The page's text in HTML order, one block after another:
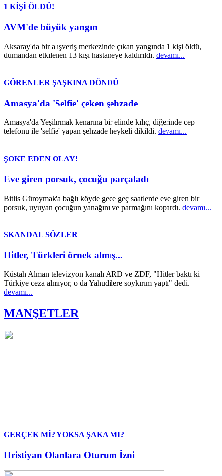
1 KİŞİ ÖLDÜ!
AVM'de büyük yangın
Aksaray'da bir alışveriş merkezinde çıkan yangında 1 kişi öldü,
dumandan etkilenen 13 kişi hastaneye kaldırıldı. devamı...
GÖRENLER ŞAŞKINA DÖNDÜ
Amasya'da 'Selfie' çeken şehzade
Amasya'da Yeşilırmak kenarına bir elinde kılıç, diğerinde cep
telefonu ile 'selfie' yapan şehzade heykeli dikildi. devamı...
ŞOKE EDEN OLAY!
Eve giren porsuk, çocuğu parçaladı
Bitlis Güroymak'a bağlı köyde gece geç saatlerde eve giren bir
porsuk, uyuyan çocuğun yanağını ve parmağını kopardı. devamı...
SKANDAL SÖZLER
Hitler, Türkleri örnek almış...
Küstah Alman televizyon kanalı ARD ve ZDF, "Hitler baktı ki
Türkiye ceza almıyor, o da Yahudilere soykırım yaptı" dedi.
devamı...
MANŞETLER
GERÇEK Mİ? YOKSA ŞAKA MI?
Hristiyan Olanlara Oturum İzni